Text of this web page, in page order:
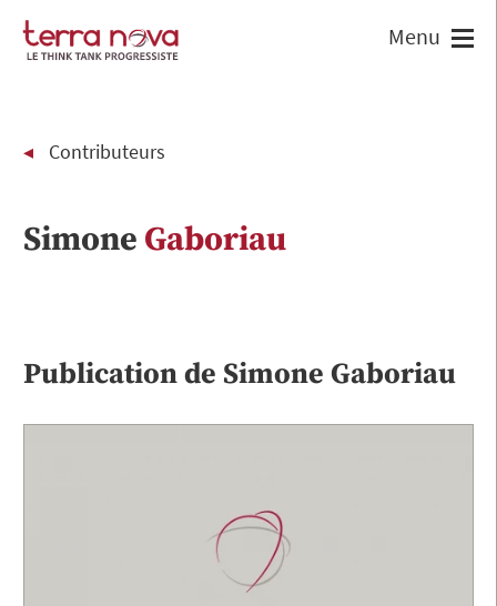
Contributeurs
Simone Gaboriau
Publication de Simone Gaboriau